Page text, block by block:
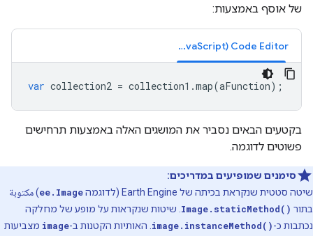
של אוסף באמצעות:
Code Editor‏ (JavaScript)
var collection2 = collection1 .map(aFunction);
בקטעים הבאים נסביר את המושגים האלה באמצעות תרחישים
פשוטים לדוגמה.
סימנים שמופיעים במדריכים:
שיטה סטטית שנקראת בכיתה של Earth Engine (לדוגמה
ee.Image) مكتوبة
בתור Image.staticMethod(). שיטות שנקראות על מופע של מחלקה
נכתבות כ-image.instanceMethod(). האותיות הקטנות ב-image מצביעות